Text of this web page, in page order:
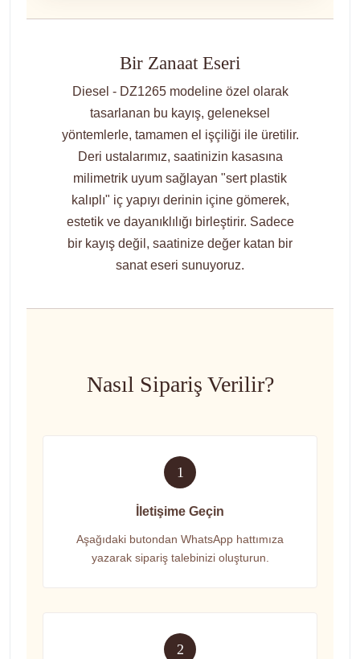
Bir Zanaat Eseri
Diesel - DZ1265 modeline özel olarak
tasarlanan bu kayış, geleneksel
yöntemlerle, tamamen el işçiliği ile üretilir.
Deri ustalarımız, saatinizin kasasına
milimetrik uyum sağlayan "sert plastik
kalıplı" iç yapıyı derinin içine gömerek,
estetik ve dayanıklılığı birleştirir. Sadece
bir kayış değil, saatinize değer katan bir
sanat eseri sunuyoruz.
Nasıl Sipariş Verilir?
1
İletişime Geçin
Aşağıdaki butondan WhatsApp hattımıza
yazarak sipariş talebinizi oluşturun.
2